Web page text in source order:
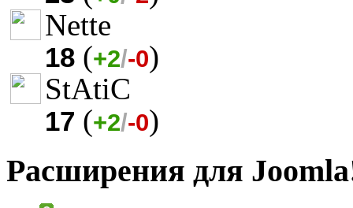
Nette
18 (+2/-0)
StAtiC
17 (+2/-0)
Расширения для